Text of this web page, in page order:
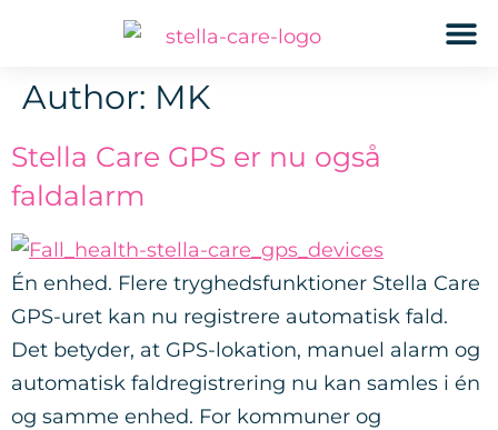
Author: MK
Stella Care GPS er nu også
faldalarm
Én enhed. Flere tryghedsfunktioner Stella Care
GPS-uret kan nu registrere automatisk fald.
Det betyder, at GPS-lokation, manuel alarm og
automatisk faldregistrering nu kan samles i én
og samme enhed. For kommuner og